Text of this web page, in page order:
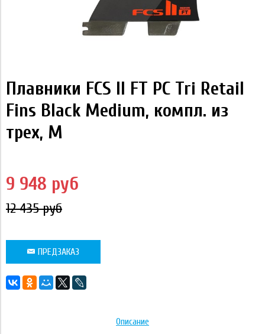
Плавники FCS II FT PC Tri Retail
Fins Black Medium, компл. из
трех, M
9 948 руб
12 435 руб
ПРЕДЗАКАЗ
Описание